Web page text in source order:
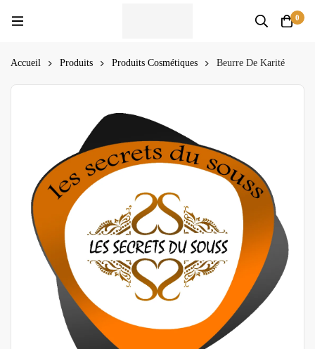
0
Accueil Produits Produits Cosmétiques Beurre De Karité